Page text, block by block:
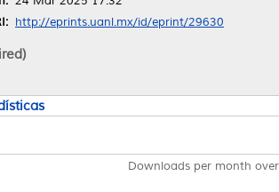
http://eprints.uanl.mx/id/eprint/29630
Downloads per month